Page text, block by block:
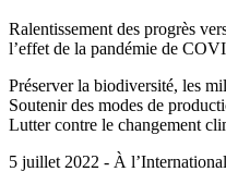
Ralentissement des progrès
l’effet de la pandémie de
Préserver la biodiversité, les
Soutenir des modes de
Lutter contre le changement
5 juillet 2022 - À l’International